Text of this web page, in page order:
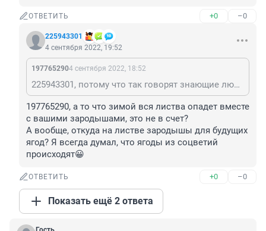
ОТВЕТИТЬ +0 –0
225943301
4 сентября 2022, 19:52
1977652904 сентября 2022, 18:52
225943301, потому что так говорят знающие люди, которые летом из лесов не вылазят. Плюс по ТВ специалист тоже самое говорил - на верхних листочках находятся зародыши для будущих ягод, а их как раз и обрывают
197765290, а то что зимой вся листва опадет вместе
с вашими зародышами, это не в счет?
А вообще, откуда на листве зародышы для будущих
ягод? Я всегда думал, что ягоды из соцветий
происходят😀
ОТВЕТИТЬ +0 –0
Показать ещё 2 ответа